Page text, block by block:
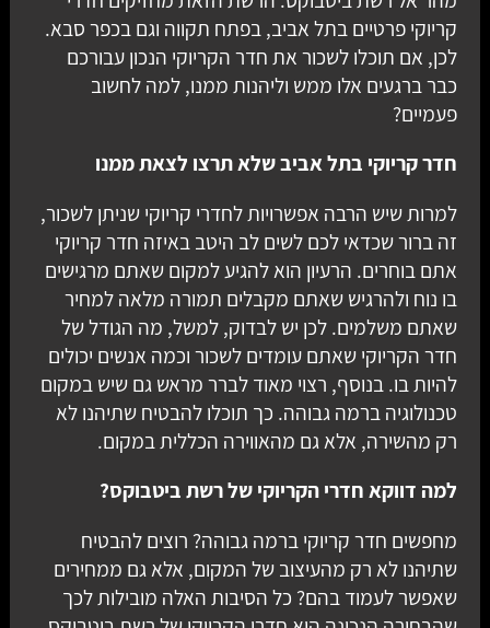
קריוקי פרטיים בתל אביב, בפתח תקווה וגם בכפר סבא.
לכן, אם תוכלו לשכור את חדר הקריוקי הנכון עבורכם
כבר ברגעים אלו ממש וליהנות ממנו, למה לחשוב
פעמיים?
חדר קריוקי בתל אביב שלא תרצו לצאת ממנו
למרות שיש הרבה אפשרויות לחדרי קריוקי שניתן לשכור,
זה ברור שכדאי לכם לשים לב היטב באיזה חדר קריוקי
אתם בוחרים. הרעיון הוא להגיע למקום שאתם מרגישים
בו נוח ולהרגיש שאתם מקבלים תמורה מלאה למחיר
שאתם משלמים. לכן יש לבדוק, למשל, מה הגודל של
חדר הקריוקי שאתם עומדים לשכור וכמה אנשים יכולים
להיות בו. בנוסף, רצוי מאוד לברר מראש גם שיש במקום
טכנולוגיה ברמה גבוהה. כך תוכלו להבטיח שתיהנו לא
רק מהשירה, אלא גם מהאווירה הכללית במקום.
למה דווקא חדרי הקריוקי של רשת ביטבוקס?
מחפשים חדר קריוקי ברמה גבוהה? רוצים להבטיח
שתיהנו לא רק מהעיצוב של המקום, אלא גם ממחירים
שאפשר לעמוד בהם? כל הסיבות האלה מובילות לכך